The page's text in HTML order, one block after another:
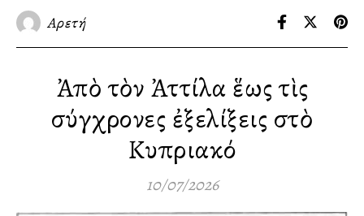
Αρετή
Ἀπὸ τὸν Ἀττίλα ἕως τὶς
σύγχρονες ἐξελίξεις στὸ
Κυπριακό
10/07/2026